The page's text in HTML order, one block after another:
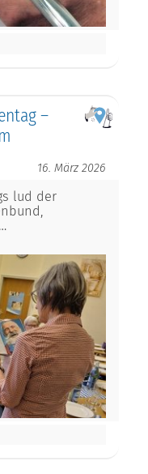
–
16. März 2026
lud der